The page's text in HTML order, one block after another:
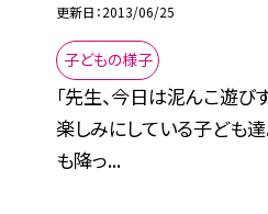
更新日 2013/06/25
子どもの様子
「先生、今日は泥んこ遊び
楽しみにしている子ども
も降っ...